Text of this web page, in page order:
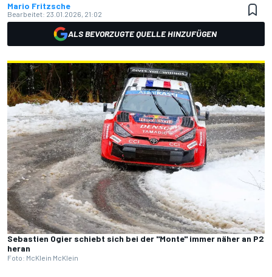
Mario Fritzsche
Bearbeitet: 23.01.2026, 21:02
ALS BEVORZUGTE QUELLE HINZUFÜGEN
Sebastien Ogier schiebt sich bei der "Monte" immer näher an P2
heran
Foto: McKlein McKlein